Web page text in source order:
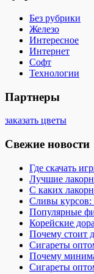
Без рубрики
Железо
Интересное
Интернет
Софт
Технологии
Партнеры
заказать цветы
Свежие новости
Где скачать
Лучшие
С каких
Сливы курсов:
Популярные
Корейские
Почему стоит
Сигареты
Почему
Сигареты